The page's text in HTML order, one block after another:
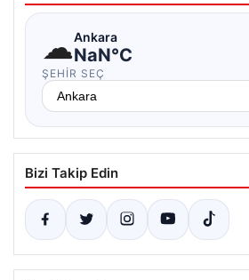
☁Ankara
NaN°C
ŞEHIR SEÇ
Bizi Takip Edin